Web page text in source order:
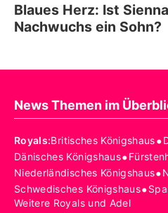
Blaues Herz: Ist
Nachwuchs ein Sohn?
News Themen im
Royals:Britisches Königshaus•
Dänisches Königshaus•
Niederländisches Königshaus•
Schwedisches Königshaus•
Weitere Royals und Adel